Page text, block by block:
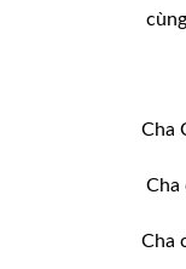
Cha
Cha
Cha